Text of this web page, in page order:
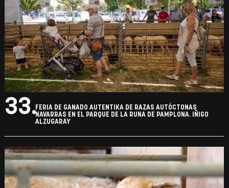
33.FERIA DE GANADO AUTENTIKA DE RAZAS AUTÓCTONAS
NAVARRAS EN EL PARQUE DE LA RUNA DE PAMPLONA. IÑIGO
ALZUGARAY